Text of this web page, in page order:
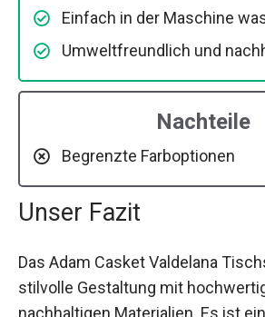
Einfach in der Maschine
Umweltfreundlich und
Nachteile
Begrenzte Farboptionen
Unser Fazit
Das Adam Casket Valdelana
stilvolle Gestaltung mit
nachhaltigen Materialien. Es ist